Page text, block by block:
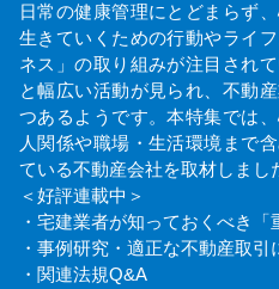
日常の健康管理にとどまらず
生きていくための行動やライ
ネス」の取り組みが注目され
と幅広い活動が見られ、不動
つあるようです。本特集では
人関係や職場・生活環境まで
ている不動産会社を取材しまし
＜好評連載中＞
・宅建業者が知っておくべき
・事例研究・適正な不動産取引
・関連法規Q&A